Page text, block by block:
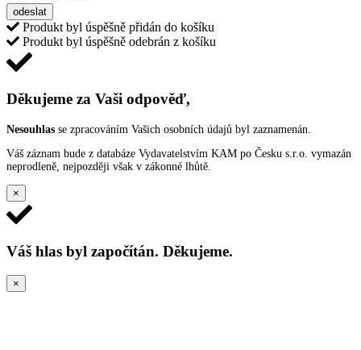
odeslat
Produkt byl úspěšně přidán do košíku
Produkt byl úspěšně odebrán z košíku
Děkujeme za Vaši odpověď,
Nesouhlas se zpracováním Vašich osobních údajů byl zaznamenán.
Váš záznam bude z databáze Vydavatelstvím KAM po Česku s.r.o. vymazán
neprodleně, nejpozději však v zákonné lhůtě.
×
Váš hlas byl započítán. Děkujeme.
×